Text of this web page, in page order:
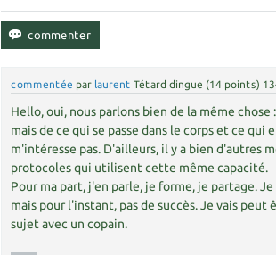
commentée par laurent Tétard dingue (14 points)
Hello, oui, nous parlons bien de la même
mais de ce qui se passe dans le corps et ce qui
m'intéresse pas. D'ailleurs, il y a bien d'autres
protocoles qui utilisent cette même capacité.
Pour ma part, j'en parle, je forme, je partage.
mais pour l'instant, pas de succès. Je vais
sujet avec un copain.